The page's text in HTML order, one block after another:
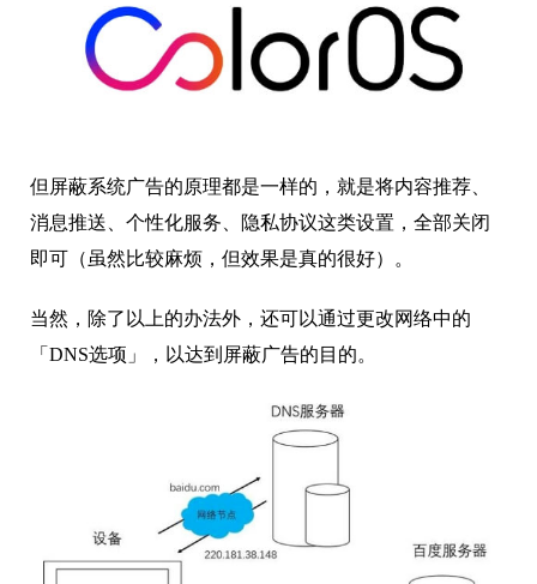
但屏蔽系统广告的原理都是一样的，就是将内容推荐、
消息推送、个性化服务、隐私协议这类设置，全部关闭
即可（虽然比较麻烦，但效果是真的很好）。
当然，除了以上的办法外，还可以通过更改网络中的
「DNS选项」，以达到屏蔽广告的目的。